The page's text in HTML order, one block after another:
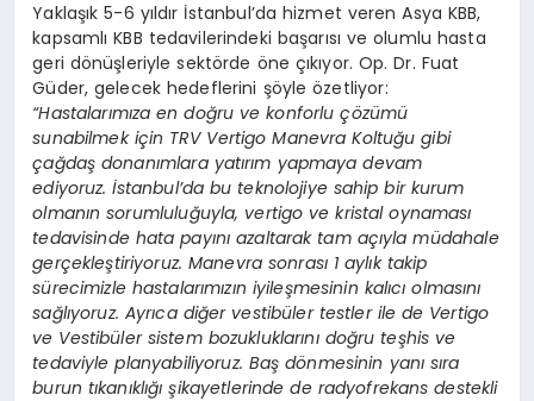
Yaklaşık 5-6 yıldır İstanbul’da hizmet veren Asya KBB,
kapsamlı KBB tedavilerindeki başarısı ve olumlu hasta
geri dönüşleriyle sektörde öne çıkıyor. Op. Dr. Fuat
Güder, gelecek hedeflerini şöyle özetliyor:
“Hastalarımıza en doğru ve konforlu çözümü
sunabilmek için TRV Vertigo Manevra Koltuğu gibi
çağdaş donanımlara yatırım yapmaya devam
ediyoruz. İstanbul’da bu teknolojiye sahip bir kurum
olmanın sorumluluğuyla, vertigo ve kristal oynaması
tedavisinde hata payını azaltarak tam açıyla müdahale
gerçekleştiriyoruz. Manevra sonrası 1 aylık takip
sürecimizle hastalarımızın iyileşmesinin kalıcı olmasını
sağlıyoruz. Ayrıca diğer vestibüler testler ile de Vertigo
ve Vestibüler sistem bozukluklarını doğru teşhis ve
tedaviyle planyabiliyoruz. Baş dönmesinin yanı sıra
burun tıkanıklığı şikayetlerinde de radyofrekans destekli